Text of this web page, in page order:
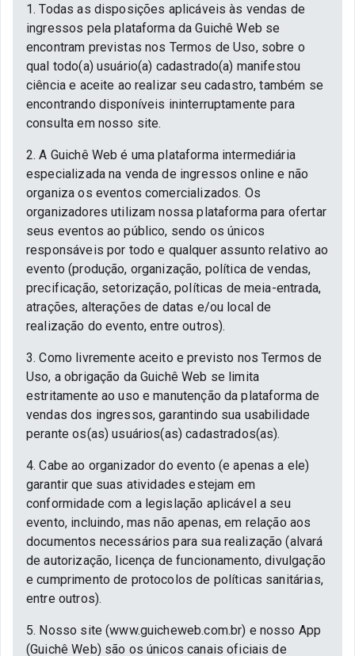
1. Todas as disposições aplicáveis às vendas de
ingressos pela plataforma da Guichê Web se
encontram previstas nos Termos de Uso, sobre o
qual todo(a) usuário(a) cadastrado(a) manifestou
ciência e aceite ao realizar seu cadastro, também se
encontrando disponíveis ininterruptamente para
consulta em nosso site.
2. A Guichê Web é uma plataforma intermediária
especializada na venda de ingressos online e não
organiza os eventos comercializados. Os
organizadores utilizam nossa plataforma para ofertar
seus eventos ao público, sendo os únicos
responsáveis por todo e qualquer assunto relativo ao
evento (produção, organização, política de vendas,
precificação, setorização, políticas de meia-entrada,
atrações, alterações de datas e/ou local de
realização do evento, entre outros).
3. Como livremente aceito e previsto nos Termos de
Uso, a obrigação da Guichê Web se limita
estritamente ao uso e manutenção da plataforma de
vendas dos ingressos, garantindo sua usabilidade
perante os(as) usuários(as) cadastrados(as).
4. Cabe ao organizador do evento (e apenas a ele)
garantir que suas atividades estejam em
conformidade com a legislação aplicável a seu
evento, incluindo, mas não apenas, em relação aos
documentos necessários para sua realização (alvará
de autorização, licença de funcionamento, divulgação
e cumprimento de protocolos de políticas sanitárias,
entre outros).
5. Nosso site (www.guicheweb.com.br) e nosso App
(Guichê Web) são os únicos canais oficiais de